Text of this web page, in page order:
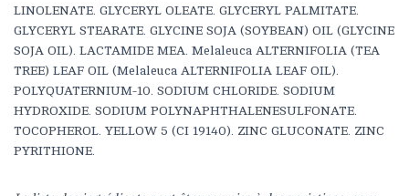
LINOLENATE. GLYCERYL OLEATE. GLYCERYL PALMITATE.
GLYCERYL STEARATE. GLYCINE SOJA (SOYBEAN) OIL (GLYCINE
SOJA OIL). LACTAMIDE MEA. Melaleuca ALTERNIFOLIA (TEA
TREE) LEAF OIL (Melaleuca ALTERNIFOLIA LEAF OIL).
POLYQUATERNIUM-10. SODIUM CHLORIDE. SODIUM
HYDROXIDE. SODIUM POLYNAPHTHALENESULFONATE.
TOCOPHEROL. YELLOW 5 (CI 19140). ZINC GLUCONATE. ZINC
PYRITHIONE.